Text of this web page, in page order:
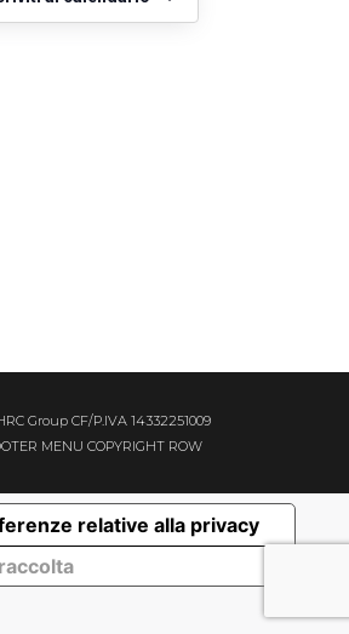
Group CF/P.IVA 14332251009
MENU COPYRIGHT ROW
relative alla privacy